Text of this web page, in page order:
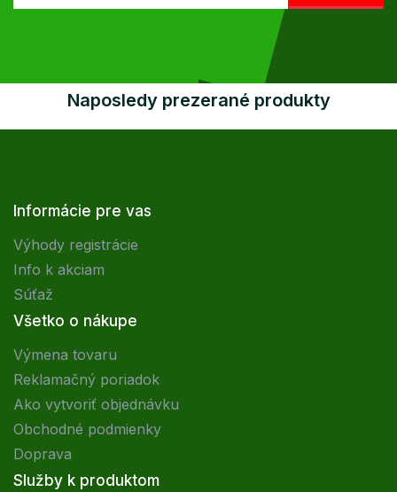
Naposledy prezerané produkty
Informácie pre vas
Výhody registrácie
Info k akciam
Súťaž
Všetko o nákupe
Výmena tovaru
Reklamačný poriadok
Ako vytvoriť objednávku
Obchodné podmienky
Doprava
Služby k produktom